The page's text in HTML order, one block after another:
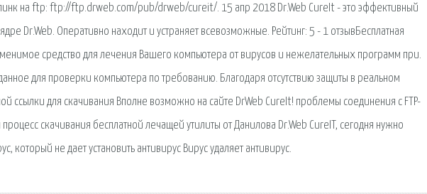
на ftp: ftp://ftp.drweb.com/pub/drweb/cureit/. 15 апр 2018 Dr.Web CureIt - это эффективный
Dr.Web. Оперативно находит и устраняет всевозможные. Рейтинг: 5 - 1 отзывБесплатная
средство для лечения Вашего компьютера от вирусов и нежелательных программ при.
для проверки компьютера по требованию. Благодаря отсутствию защиты в реальном
ссылки для скачивания Вполне возможно на сайте DrWeb CureIt! проблемы соединения с FTP-
скачивания бесплатной лечащей утилиты от Данилова Dr.Web CureIT, сегодня нужно
который не дает установить антивирус Вирус удаляет антивирус.